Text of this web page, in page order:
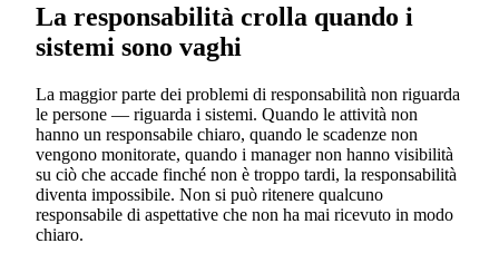
La responsabilità crolla quando i
sistemi sono vaghi
La maggior parte dei problemi di responsabilità non riguarda
le persone — riguarda i sistemi. Quando le attività non
hanno un responsabile chiaro, quando le scadenze non
vengono monitorate, quando i manager non hanno visibilità
su ciò che accade finché non è troppo tardi, la responsabilità
diventa impossibile. Non si può ritenere qualcuno
responsabile di aspettative che non ha mai ricevuto in modo
chiaro.